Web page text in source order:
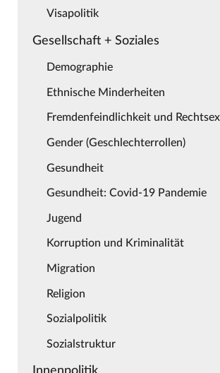
Visapolitik
Gesellschaft + Soziales
Demographie
Ethnische Minderheiten
Fremdenfeindlichkeit und
Gender (Geschlechterrollen)
Gesundheit
Gesundheit: Covid-19 Pandemie
Jugend
Korruption und Kriminalität
Migration
Religion
Sozialpolitik
Sozialstruktur